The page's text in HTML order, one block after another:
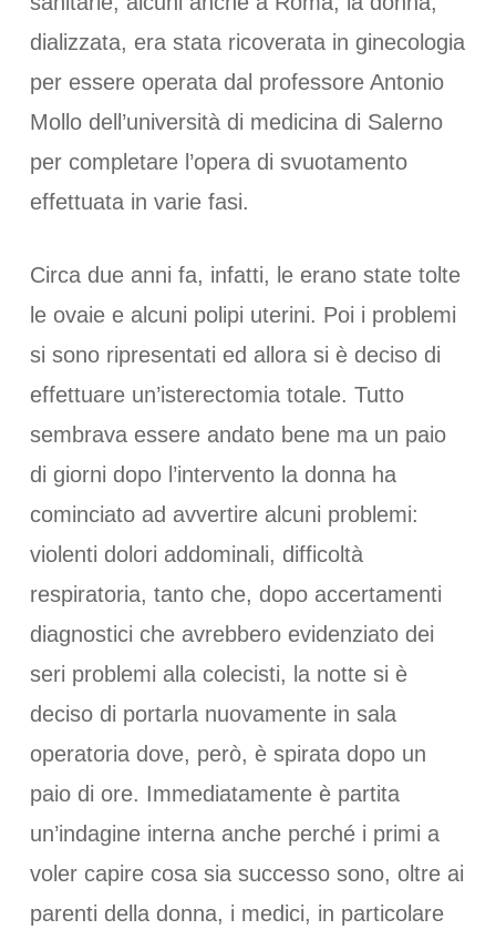
dializzata, era stata ricoverata in ginecologia
per essere operata dal professore Antonio
Mollo dell’università di medicina di Salerno
per completare l’opera di svuotamento
effettuata in varie fasi.
Circa due anni fa, infatti, le erano state tolte
le ovaie e alcuni polipi uterini. Poi i problemi
si sono ripresentati ed allora si è deciso di
effettuare un’isterectomia totale. Tutto
sembrava essere andato bene ma un paio
di giorni dopo l’intervento la donna ha
cominciato ad avvertire alcuni problemi:
violenti dolori addominali, difficoltà
respiratoria, tanto che, dopo accertamenti
diagnostici che avrebbero evidenziato dei
seri problemi alla colecisti, la notte si è
deciso di portarla nuovamente in sala
operatoria dove, però, è spirata dopo un
paio di ore. Immediatamente è partita
un’indagine interna anche perché i primi a
voler capire cosa sia successo sono, oltre ai
parenti della donna, i medici, in particolare